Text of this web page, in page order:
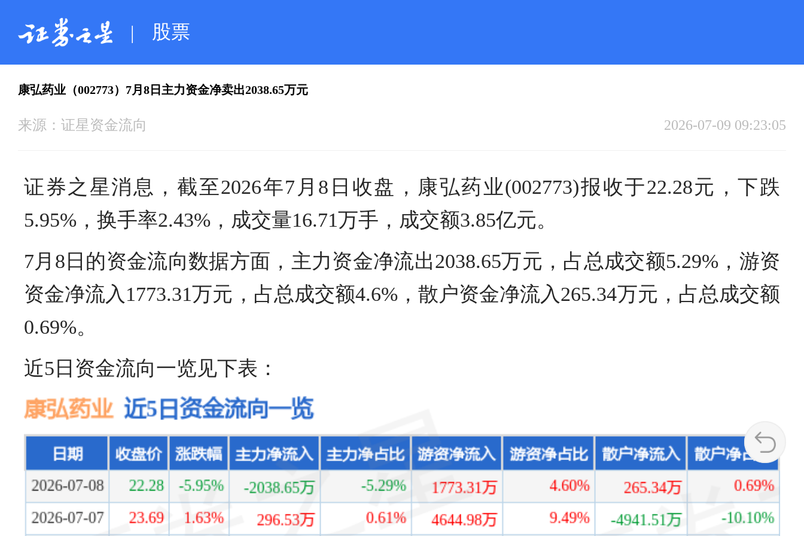
| 股票
康弘药业（002773）7月8日主力资金净卖出2038.65万元
来源： 证星资金流向 2026-07-09 09:23:05
证券之星消息，截至2026年7月8日收盘，康弘药业(002773)报收于22.28元，下跌
5.95%，换手率2.43%，成交量16.71万手，成交额3.85亿元。
7月8日的资金流向数据方面，主力资金净流出2038.65万元，占总成交额5.29%，游资
资金净流入1773.31万元，占总成交额4.6%，散户资金净流入265.34万元，占总成交额
0.69%。
近5日资金流向一览见下表：